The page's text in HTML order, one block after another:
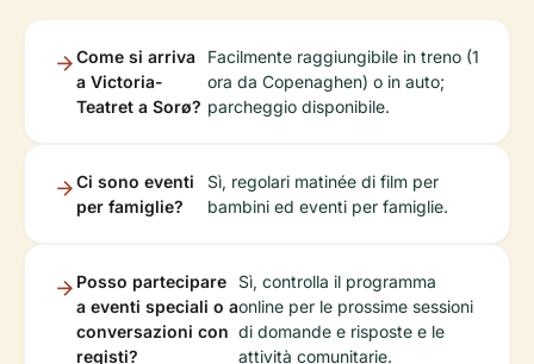
Come si arriva
a Victoria-
Teatret a Sorø?
Facilmente raggiungibile in treno (1
ora da Copenaghen) o in auto;
parcheggio disponibile.
Ci sono eventi
per famiglie?
Sì, regolari matinée di film per
bambini ed eventi per famiglie.
Posso partecipare
a eventi speciali o a
conversazioni con
registi?
Sì, controlla il programma
online per le prossime sessioni
di domande e risposte e le
attività comunitarie.